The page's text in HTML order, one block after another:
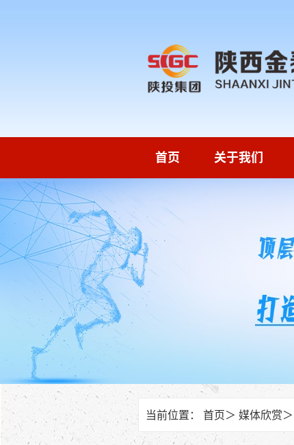
首页 关于我们
当前位置： 首页＞ 媒体欣赏＞